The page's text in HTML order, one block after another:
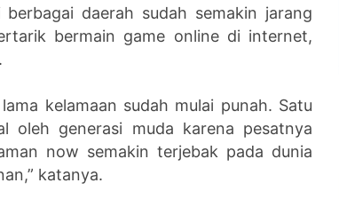
daerah sudah semakin jarang
bermain game online di internet,
kelamaan sudah mulai punah. Satu
oleh generasi muda karena pesatnya
now semakin terjebak pada dunia
katanya.